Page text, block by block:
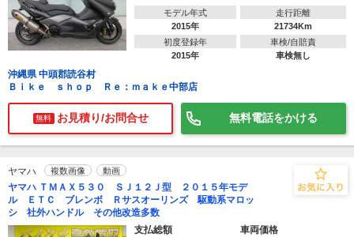
モデル年式
2015年
走行距離
21734Km
初度登録年
2015年
車検/自賠責
車検無し
沖縄県 中頭郡読谷村
Ｂｉｋｅ ｓｈｏｐ Ｒｅ：ｍａｋｅ中部店
無料 お見積り/お問合せ 無料電話をかける
ヤマハ 複数画像 動画
ヤマハ ＴＭＡＸ５３０ ＳＪ１２Ｊ型 ２０１５年モデ
ル ＥＴＣ ブレンボ Ｒサスオーリンズ 駆動系マロッ
シ 社外ハンドル その他改造多数
支払総額
車両価格